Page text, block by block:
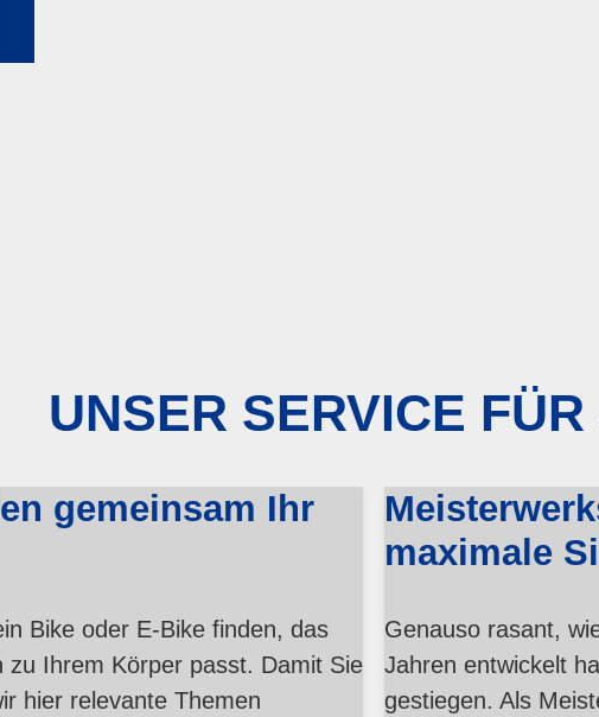
UNSER SERVICE FÜR
gemeinsam Ihr
Bike oder E-Bike finden, das
Ihrem Körper passt. Damit Sie
hier relevante Themen
maximale
Genauso rasant,
Jahren entwickelt
gestiegen. Als